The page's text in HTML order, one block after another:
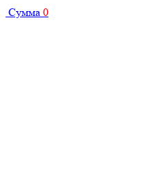
Сумма 0